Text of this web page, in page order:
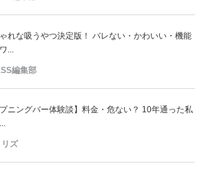
れな吸うやつ決定版！ バレない・かわいい・機能
...
編集部
プニングバー体験談】料金・危ない？ 10年通った私
ズ